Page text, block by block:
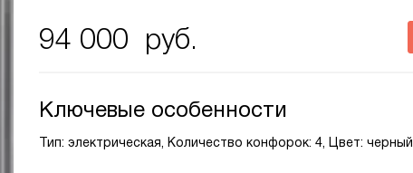
94 000 руб.
Ключевые особенности
Тип: электрическая, Количество конфорок: 4, Цвет: черный